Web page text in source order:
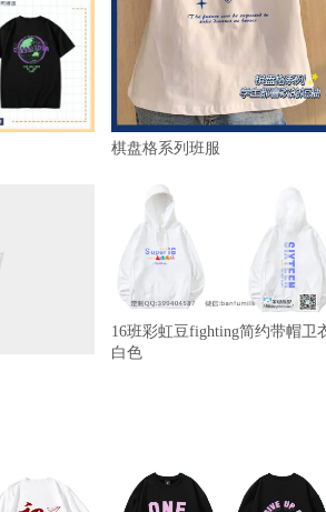
棋盘格系列班服
16班彩虹豆fighting简约带帽卫
白色